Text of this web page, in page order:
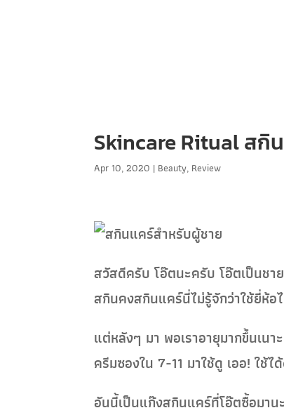
Skincare Ritual สกิ
Apr 10, 2020 | Beauty, Review
สวัสดีครับ โอ๊ตนะครับ โอ๊ตเป็นชา
สกินคงสกินแคร์นี่ไม่รู้จักว่าใช้ยี่ห้
แต่หลังๆ มา พอเราอายุมากขึ้นเน
ครีมซองใน 7-11 มาใช้ดู เออ! ใช้ไ
อันนี้เป็นแก๊งสกินแคร์ที่โอ๊ตซื้อมา